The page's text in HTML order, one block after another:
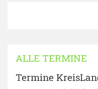
ALLE TERMINE
Termine